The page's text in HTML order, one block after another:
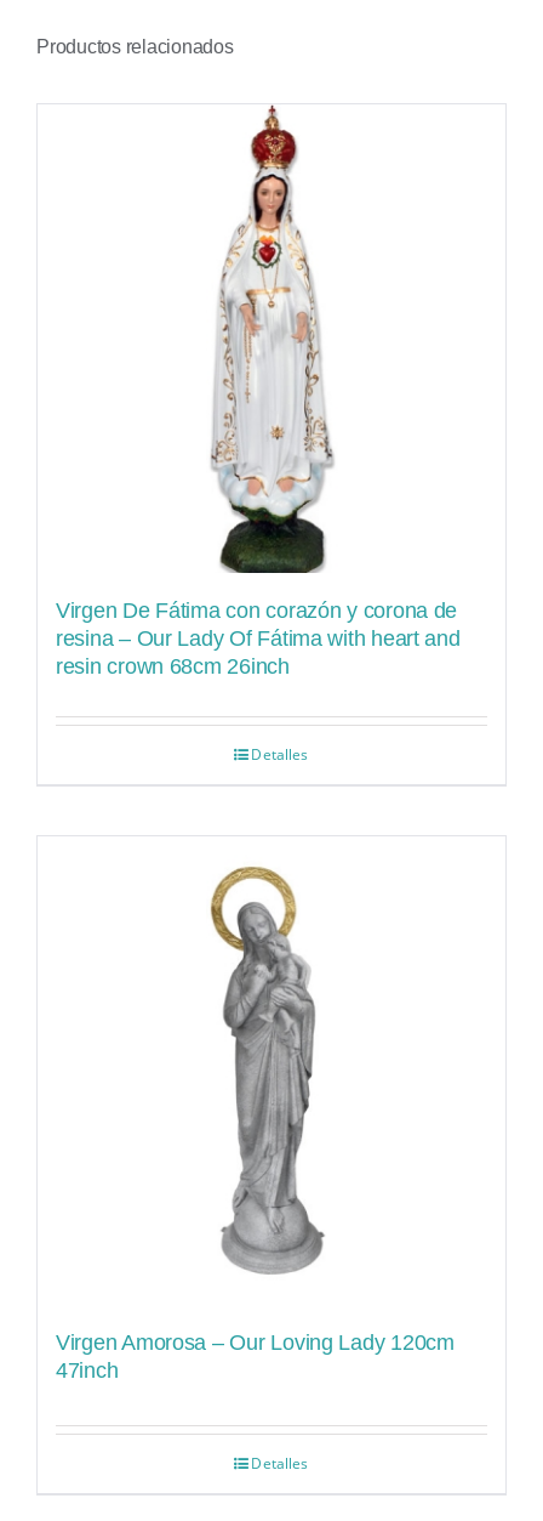
Productos relacionados
Virgen De Fátima con corazón y corona de
resina – Our Lady Of Fátima with heart and
resin crown 68cm 26inch
Detalles
Virgen Amorosa – Our Loving Lady 120cm
47inch
Detalles